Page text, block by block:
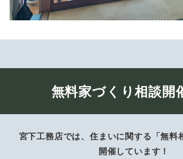
無料家づくり相談開
宮下工務店では、住まいに関する「無料
開催しています！